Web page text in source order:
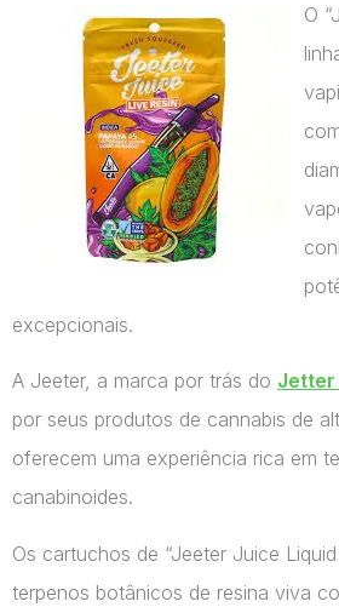
O
excepcionais.
A Jeeter, a marca por trás do Jetter
por seus produtos de cannabis de
oferecem uma experiência rica em
canabinoides.
Os cartuchos de “Jeeter Juice
terpenos botânicos de resina viva